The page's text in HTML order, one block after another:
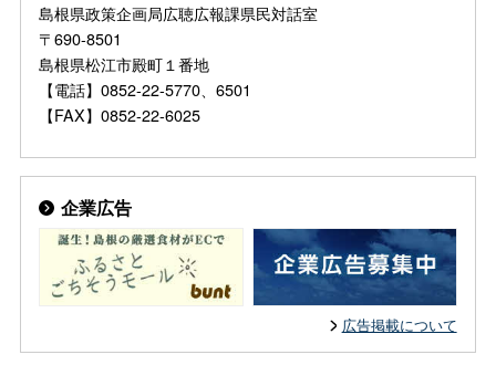
島根県政策企画局広聴広報課県民対話室
〒690-8501
島根県松江市殿町１番地
【電話】0852-22-5770、6501
【FAX】0852-22-6025
企業広告
広告掲載について